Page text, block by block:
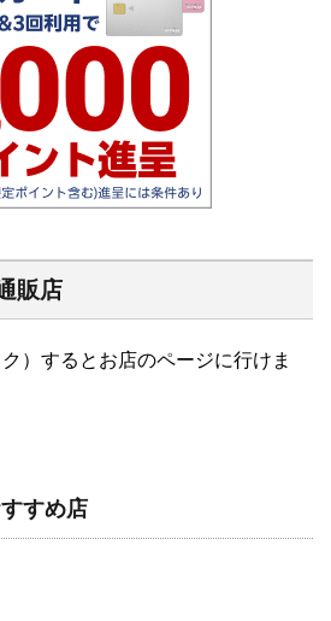
販店
）するとお店のページに行けま
すめ店